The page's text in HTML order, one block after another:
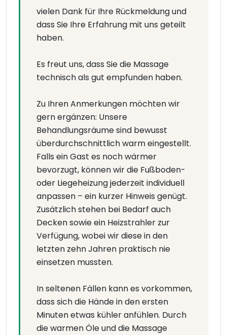
vielen Dank für Ihre Rückmeldung und
dass Sie Ihre Erfahrung mit uns geteilt
haben.
Es freut uns, dass Sie die Massage
technisch als gut empfunden haben.
Zu Ihren Anmerkungen möchten wir
gern ergänzen: Unsere
Behandlungsräume sind bewusst
überdurchschnittlich warm eingestellt.
Falls ein Gast es noch wärmer
bevorzugt, können wir die Fußboden-
oder Liegeheizung jederzeit individuell
anpassen – ein kurzer Hinweis genügt.
Zusätzlich stehen bei Bedarf auch
Decken sowie ein Heizstrahler zur
Verfügung, wobei wir diese in den
letzten zehn Jahren praktisch nie
einsetzen mussten.
In seltenen Fällen kann es vorkommen,
dass sich die Hände in den ersten
Minuten etwas kühler anfühlen. Durch
die warmen Öle und die Massage